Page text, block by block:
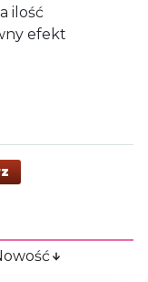
ilość
efekt